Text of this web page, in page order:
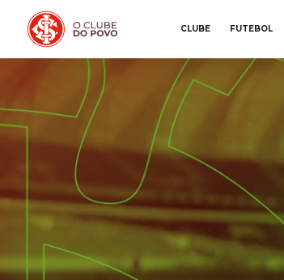
CLUBE FUTEBOL